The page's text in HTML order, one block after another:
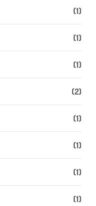
(1)
(1)
(1)
(2)
(1)
(1)
(1)
(1)